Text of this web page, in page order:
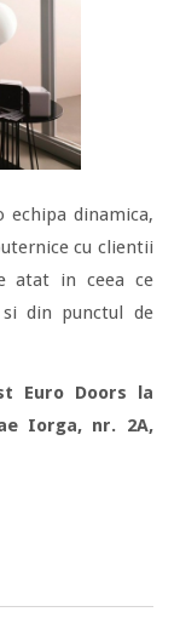
echipa dinamica,
cu clientii
atat in ceea ce
si din punctul de
Euro Doors la
Iorga, nr. 2A,